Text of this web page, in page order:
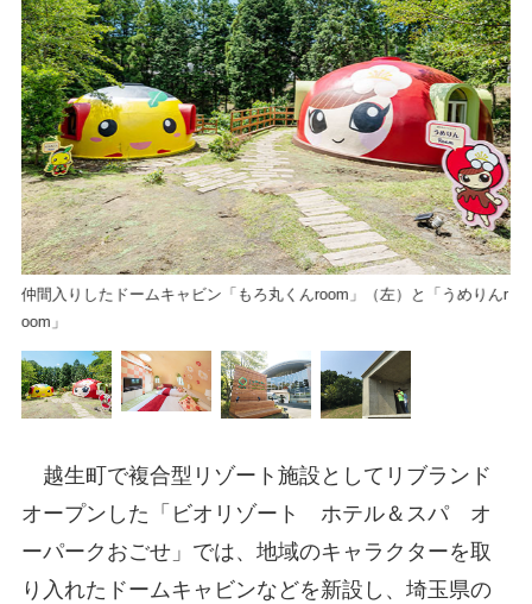
仲間入りしたドームキャビン「もろ丸くんroom」（左）と「うめりんr
oom」
越生町で複合型リゾート施設としてリブランド
オープンした「ビオリゾート ホテル＆スパ オ
ーパークおごせ」では、地域のキャラクターを取
り入れたドームキャビンなどを新設し、埼玉県の